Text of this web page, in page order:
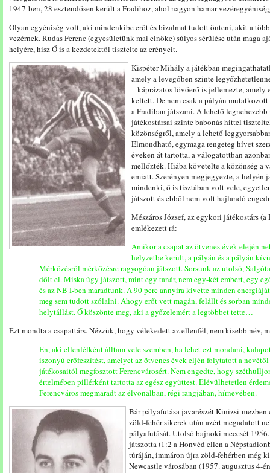
1947-ben, 28 esztendősen került a Fradihoz, ahol nagyon hamar
Olyan egyéniség volt, aki mindenkibe erőt és bizalmat tudott önteni, akit a
vezérnek. Rudas Ferenc (egyesületünk mai elnöke) súlyos sérülése után maga
helyére, hisz Ő is a kezdetektől tisztelte az erényeit.
Kispéter Mihály a játékban
amely a levegőben szinte
– káprázatos lövőerő is jellemezte,
keltett. De nem csak a pályán
a Fradiban játszani. A lehető
játékostársai szinte babonás hittel
közönségről, amely a lehető
Elmondható, egymaga rengeteg hívet
éveken át tartotta, a válogatottban
mellőzték. Hiába követelte a közönség a
emiatt. Szerényen megjegyezte, a helyén
mindenki, ő is tisztában volt vele,
játszott és ebből nem volt hajlandó
Mészáros József, az egykori játékostárs
emlékezett rá:
Amikor a csapat az ötvenes évek elején
helyzetbe került, a pályán és a pályán
Mérkőzésről mérkőzésre ragyogóan játszott. Sorsunk az utolsó,
dőlt el. Miska úgy játszott, mint egy tanár, nem egy-két embert, egy
és az NB I-ben maradtunk. A 90 perc annyira kivette minden
meg sem tudott szólalni. Ahogy erőt vett magán, felállt és sorban
helytállást. Ő köszönte meg, aki a győzelemért a legtöbbet tette…
Ezt mondta a csapattárs. Nézzük, hogy vélekedett az ellenfél, nem kisebb név,
Én, aki ellenfélként álltam vele szemben, ha lehet ezt mondani,
iszonyú erőfeszítést, amelyet az ötvenes évek eljén folytatott a
játékosaitól megfosztott Ferencvárosért. Nem engedte, hogy
értelmében pillérként tartotta az egész együttest. Elévülhetetlen
Ferencváros megmaradt az élvonalban, régi rangjában, hírnevében.
Bár pályafutása javarészét Kinizsi-
zöld-fehér sikerek után azért megadatott
pályafutását. Utolsó bajnoki meccsét
játszotta (1:2 a Honvéd ellen a
túráján, immáron újra zöld-fehérben még
Newcastle városában (1957. augusztus